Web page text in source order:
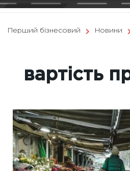
Перший бізнесовий Новини
вартість